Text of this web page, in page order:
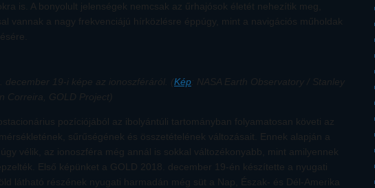
is. A bonyolult jelenségek nemcsak az űrhajósok életét nehezítik meg,
vannak a nagy frekvenciájú hírközlésre éppúgy, mint a navigációs műholdak
december 19-i képe az ionoszféráról. (Kép: NASA Earth Observatory / Stanley
Correira, GOLD Project)
pozíciójából az ibolyántúli tartományban folyamatosan követi az
sűrűségének és összetételének változásait. Ennek alapján a
vélik, az ionoszféra még annál is sokkal változékonyabb, mint amilyennek
Első képünket a GOLD 2018. december 19-én készítette a nyugati
látható részének nyugati harmadán még süt a Nap, Észak- és Dél-Amerika